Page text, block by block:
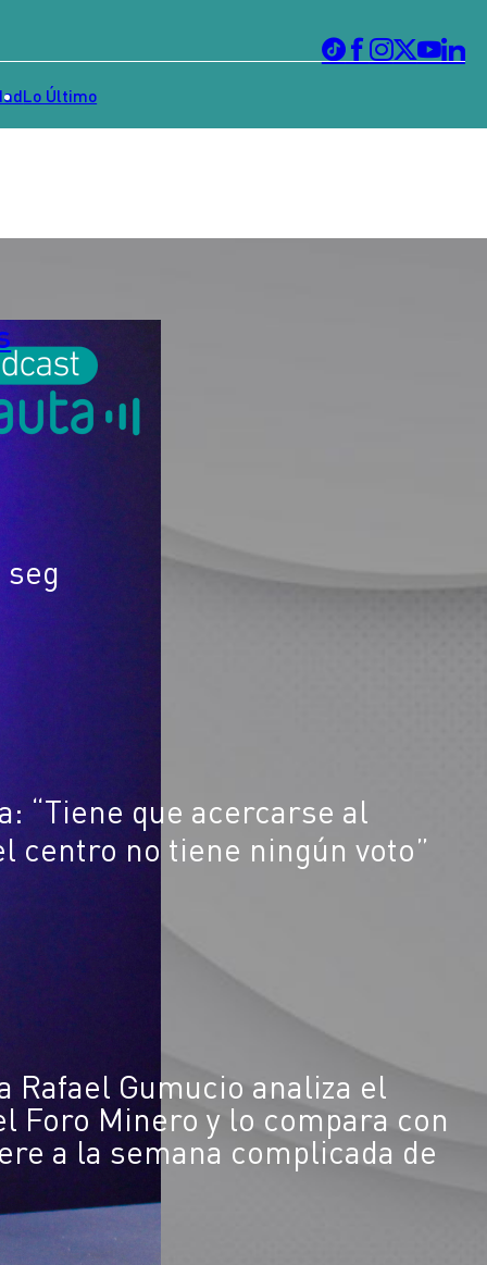
Lo Último
seg
“Tiene que acercarse al
centro no tiene ningún voto”
Gumucio analiza el
Foro Minero y lo compara con
a la semana complicada de